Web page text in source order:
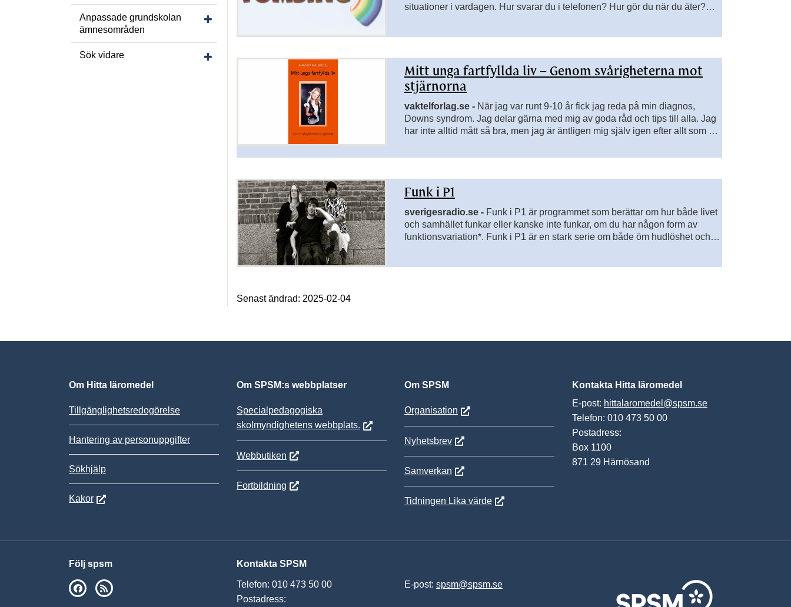
Anpassade grundskolan
ämnesområden
Visa/dölj undersidor till Anpassade grundskolan ämnesområden
Sök vidare
situationer i vardagen. Hur svarar du i telefonen? Hur gör du när du äter?
Mitt unga fartfyllda liv – Genom svårigheterna mot
stjärnorna
vaktelforlag.se - När jag var runt 9-10 år fick jag reda på min diagnos,
Downs syndrom. Jag delar gärna med mig av goda råd och tips till alla. Jag
har inte alltid mått så bra, men jag är äntligen mig själv igen efter allt som har
och förkrossad?
Funk i P1
sverigesradio.se - Funk i P1 är programmet som berättar om hur både livet
och samhället funkar eller kanske inte funkar, om du har någon form av
funktionsvariation*. Funk i P1 är en stark serie om både öm hudlöshet och
Senast ändrad: 2025-02-04
Om Hitta läromedel
Tillgänglighetsredogörelse
Hantering av personuppgifter
Sökhjälp
Kakor
Om SPSM:s webbplatser
Specialpedagogiska
skolmyndighetens webbplats.
Webbutiken
Fortbildning
Om SPSM
Organisation
Nyhetsbrev
Samverkan
Tidningen Lika värde
Kontakta Hitta läromedel
E-post: hittalaromedel@spsm.se
Telefon: 010 473 50 00
Postadress:
Box 1100
871 29 Härnösand
Följ spsm
SPSM på Facebook
Kontakta SPSM
Telefon: 010 473 50 00
Postadress:
E-post: spsm@spsm.se